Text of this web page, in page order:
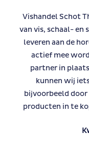
Vishandel Schot
van vis, schaal- en
leveren aan de
actief mee
partner in
kunnen wij
bijvoorbeeld door
producten in te